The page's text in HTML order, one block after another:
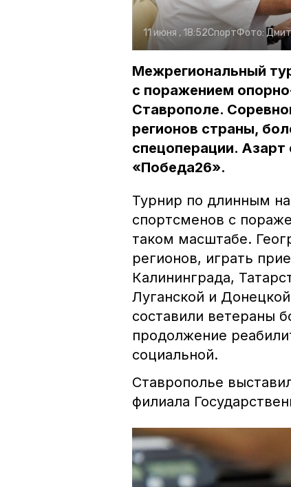
11 июня , 18:52СпортФото:
Межрегиональный
с поражением
Ставрополе.
регионов страны,
спецоперации.
«Победа26».
Турнир по длинным
спортсменов с
таком масштабе.
регионов, играть
Калининграда,
Луганской и
составили ветераны
продолжение
социальной.
Ставрополье
филиала